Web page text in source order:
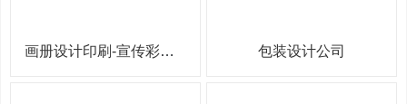
画册设计印刷-宣传彩页设计 包装设计公司